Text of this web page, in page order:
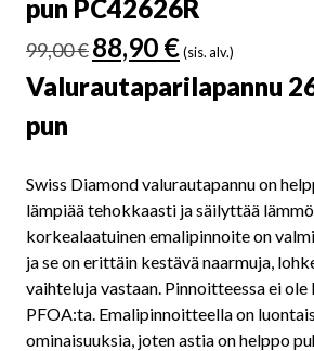
pun PC42626R
99,00€ Alkuperäinen
hinta
oli:
88,90 €Nykyinen
hinta
on:
(sis. alv.)
Valurautaparilapannu
pun
Swiss Diamond valurautapannu on
lämpiää tehokkaasti ja säilyttää
korkealaatuinen emalipinnoite on
ja se on erittäin kestävä naarmuja,
vaihteluja vastaan. Pinnoitteessa ei ole
PFOA:ta. Emalipinnoitteella on
ominaisuuksia, joten astia on helppo